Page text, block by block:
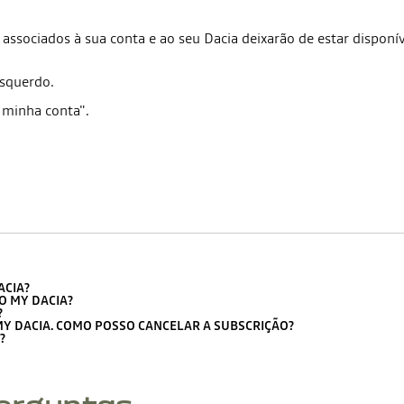
à sua conta e ao seu Dacia deixarão de estar
conta".
MY DACIA?
DACIA. COMO POSSO CANCELAR A SUBSCRIÇÃO?